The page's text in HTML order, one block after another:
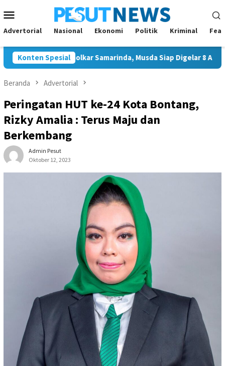
ke
kontenMobile
Advertorial Nasional Ekonomi Politik Kriminal
Konten Spesial
Ketua Golkar Samarinda, Musda Siap Digelar 8 Agustus 2026
Beranda Advertorial
Peringatan HUT ke-24 Kota Bontang,
Rizky Amalia : Terus Maju dan
Berkembang
Admin Pesut
Oktober 12, 2023